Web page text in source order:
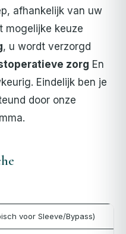
afhankelijk van uw
mogelijke keuze
, u wordt verzorgd
zorg En
Eindelijk ben je
door onze
voor Sleeve/Bypass)